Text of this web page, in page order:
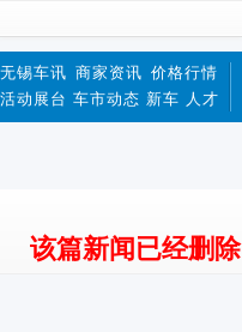
无锡车讯 商家资讯 价格行情
活动展台 车市动态 新车 人才
该篇新闻已经删除